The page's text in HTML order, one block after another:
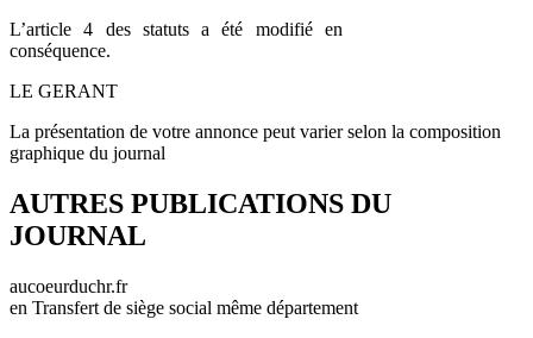
L’article 4 des statuts a été modifié en
conséquence.
LE GERANT
La présentation de votre annonce peut varier selon la composition
graphique du journal
AUTRES PUBLICATIONS DU
JOURNAL
aucoeurduchr.fr
en Transfert de siège social même département